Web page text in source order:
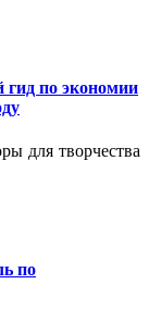
гид по экономии
для творчества
по